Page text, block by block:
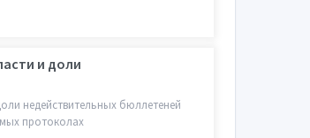
и доли
недействительных бюллетеней
протоколах